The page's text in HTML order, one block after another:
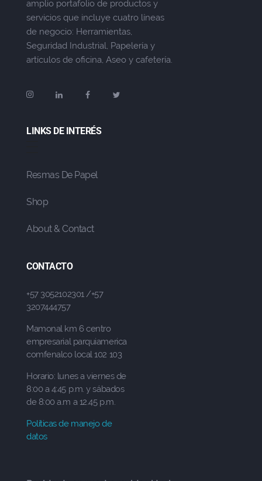
amplio portafolio de productos y
servicios que incluye cuatro líneas
de negocio: Herramientas,
Seguridad Industrial, Papelería y
artículos de oficina, Aseo y cafetería.
LINKS DE INTERÉS
Resmas De Papel
Shop
About & Contact
CONTACTO
+57 3052102301 /+57
3207444757
Mamonal km 6 centro
empresarial parquiamerica
comfenalco local 102 103
Horario: lunes a viernes de
8:00 a 4:45 p.m. y sábados
de 8:00 a.m a 12.45 p.m.
Políticas de manejo de
datos